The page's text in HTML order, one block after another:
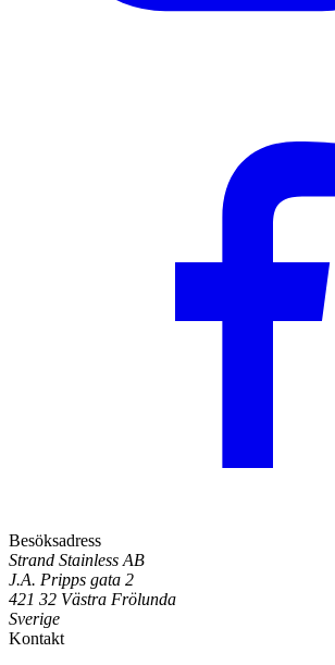
Besöksadress
Strand Stainless AB
J.A. Pripps gata 2
421 32 Västra Frölunda
Sverige
Kontakt